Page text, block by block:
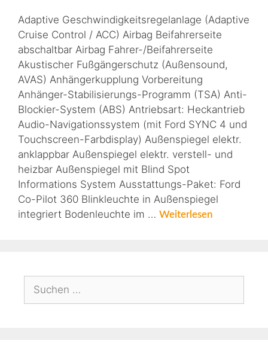
Adaptive Geschwindigkeitsregelanlage (Adaptive
Cruise Control / ACC) Airbag Beifahrerseite
abschaltbar Airbag Fahrer-/Beifahrerseite
Akustischer Fußgängerschutz (Außensound,
AVAS) Anhängerkupplung Vorbereitung
Anhänger-Stabilisierungs-Programm (TSA) Anti-
Blockier-System (ABS) Antriebsart: Heckantrieb
Audio-Navigationssystem (mit Ford SYNC 4 und
Touchscreen-Farbdisplay) Außenspiegel elektr.
anklappbar Außenspiegel elektr. verstell- und
heizbar Außenspiegel mit Blind Spot
Informations System Ausstattungs-Paket: Ford
Co-Pilot 360 Blinkleuchte in Außenspiegel
integriert Bodenleuchte im … Weiterlesen